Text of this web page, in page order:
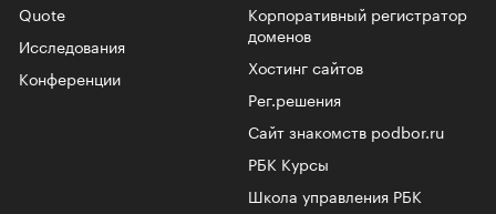
Корпоративный регистратор
доменов
Хостинг сайтов
Рег.решения
Сайт знакомств podbor.ru
РБК Курсы
Школа управления РБК
Quote
Исследования
Конференции